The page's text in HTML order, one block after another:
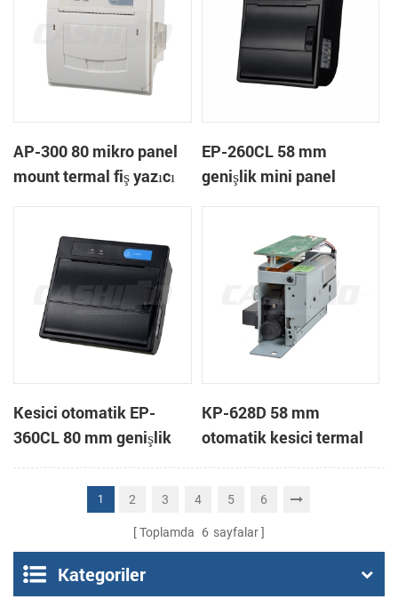
AP-300 80 mikro panel
mount termal fiş yazıcı
EP-260CL 58 mm
genişlik mini panel
Kesici otomatik EP-
360CL 80 mm genişlik
mini paneli termal yazıcı
KP-628D 58 mm
otomatik kesici termal
yazıcı kiosk
1 2 3 4 5 6
Toplamda 6 sayfalar
Kategoriler